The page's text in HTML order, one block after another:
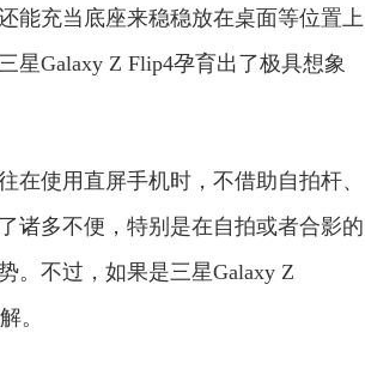
能充当底座来稳稳放在桌面等位置上
星Galaxy Z Flip4孕育出了极具想象
使用直屏手机时，不借助自拍杆、
诸多不便，特别是在自拍或者合影的
。不过，如果是三星Galaxy Z
。